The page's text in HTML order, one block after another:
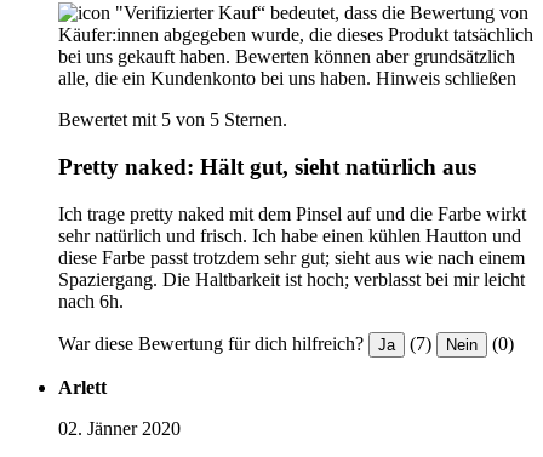
"Verifizierter Kauf“ bedeutet, dass die Bewertung von
Käufer:innen abgegeben wurde, die dieses Produkt tatsächlich
bei uns gekauft haben. Bewerten können aber grundsätzlich
alle, die ein Kundenkonto bei uns haben. Hinweis schließen
Bewertet mit 5 von 5 Sternen.
Pretty naked: Hält gut, sieht natürlich aus
Ich trage pretty naked mit dem Pinsel auf und die Farbe wirkt
sehr natürlich und frisch. Ich habe einen kühlen Hautton und
diese Farbe passt trotzdem sehr gut; sieht aus wie nach einem
Spaziergang. Die Haltbarkeit ist hoch; verblasst bei mir leicht
nach 6h.
War diese Bewertung für dich hilfreich? Ja (7) Nein (0)
Arlett
02. Jänner 2020